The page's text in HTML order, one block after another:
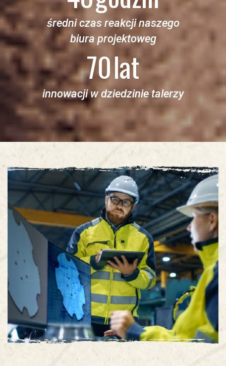
średni czas reakcji naszego
biura projektoweg
70lat
innowacji w dziedzinie talerzy